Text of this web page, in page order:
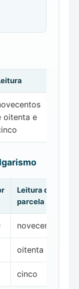
oitenta e
Leitura da
parcela
novecentos
oitenta
cinco